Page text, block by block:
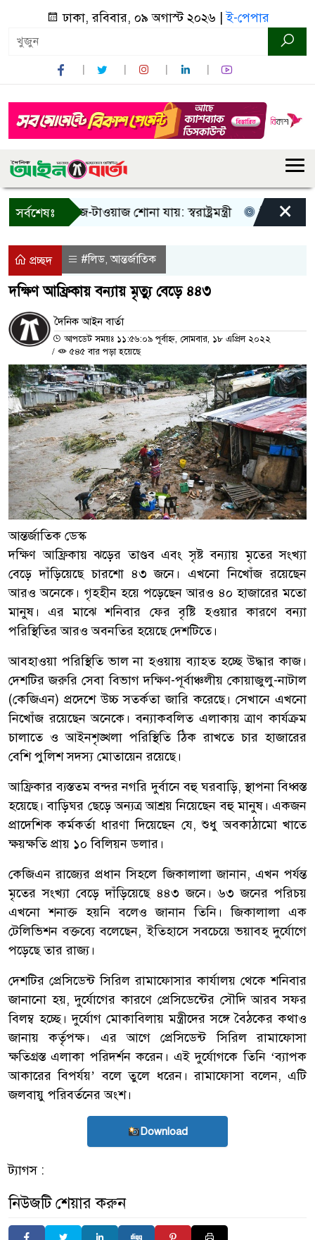
ঢাকা, রবিবার, ০৯ অগাস্ট ২০২৬ |ই-পেপার
সর্বশেষঃ
শুধু আওয়াজ-টাওয়াজ শোনা যায়: স্বরাষ্ট্রমন্ত্রী তিন দিনের
×
প্রচ্ছদ #লিড,আন্তর্জাতিক
দক্ষিণ আফ্রিকায় বন্যায় মৃত্যু বেড়ে ৪৪৩
দৈনিক আইন বার্তা
আপডেট সময়ঃ ১১:৫৬:০৯ পূর্বাহ্ন, সোমবার, ১৮ এপ্রিল ২০২২
/
৫৪৫ বার পড়া হয়েছে
আন্তর্জাতিক ডেস্ক
দক্ষিণ আফ্রিকায় ঝড়ের তাণ্ডব এবং সৃষ্ট বন্যায় মৃতের সংখ্যা
বেড়ে দাঁড়িয়েছে চারশো ৪৩ জনে। এখনো নিখোঁজ রয়েছেন
আরও অনেকে। গৃহহীন হয়ে পড়েছেন আরও ৪০ হাজারের মতো
মানুষ। এর মাঝে শনিবার ফের বৃষ্টি হওয়ার কারণে বন্যা
পরিস্থিতির আরও অবনতির হয়েছে দেশটিতে।
আবহাওয়া পরিস্থিতি ভাল না হওয়ায় ব্যাহত হচ্ছে উদ্ধার কাজ।
দেশটির জরুরি সেবা বিভাগ দক্ষিণ-পূর্বাঞ্চলীয় কোয়াজুলু-নাটাল
(কেজিএন) প্রদেশে উচ্চ সতর্কতা জারি করেছে। সেখানে এখনো
নিখোঁজ রয়েছেন অনেকে। বন্যাকবলিত এলাকায় ত্রাণ কার্যক্রম
চালাতে ও আইনশৃঙ্খলা পরিস্থিতি ঠিক রাখতে চার হাজারের
বেশি পুলিশ সদস্য মোতায়েন রয়েছে।
আফ্রিকার ব্যস্ততম বন্দর নগরি দুর্বানে বহু ঘরবাড়ি, স্থাপনা বিধ্বস্ত
হয়েছে। বাড়িঘর ছেড়ে অন্যত্র আশ্রয় নিয়েছেন বহু মানুষ। একজন
প্রাদেশিক কর্মকর্তা ধারণা দিয়েছেন যে, শুধু অবকাঠামো খাতে
ক্ষয়ক্ষতি প্রায় ১০ বিলিয়ন ডলার।
কেজিএন রাজ্যের প্রধান সিহলে জিকালালা জানান, এখন পর্যন্ত
মৃতের সংখ্যা বেড়ে দাঁড়িয়েছে ৪৪৩ জনে। ৬৩ জনের পরিচয়
এখনো শনাক্ত হয়নি বলেও জানান তিনি। জিকালালা এক
টেলিভিশন বক্তব্যে বলেছেন, ইতিহাসে সবচেয়ে ভয়াবহ দুর্যোগে
পড়েছে তার রাজ্য।
দেশটির প্রেসিডেন্ট সিরিল রামাফোসার কার্যালয় থেকে শনিবার
জানানো হয়, দুর্যোগের কারণে প্রেসিডেন্টের সৌদি আরব সফর
বিলম্ব হচ্ছে। দুর্যোগ মোকাবিলায় মন্ত্রীদের সঙ্গে বৈঠকের কথাও
জানায় কর্তৃপক্ষ। এর আগে প্রেসিডেন্ট সিরিল রামাফোসা
ক্ষতিগ্রস্ত এলাকা পরিদর্শন করেন। এই দুর্যোগকে তিনি ‘ব্যাপক
আকারের বিপর্যয়’ বলে তুলে ধরেন। রামাফোসা বলেন, এটি
জলবায়ু পরিবর্তনের অংশ।
Download
ট্যাগস :
নিউজটি শেয়ার করুন